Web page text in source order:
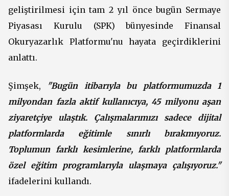
geliştirilmesi için tam 2 yıl önce bugün Sermaye
Piyasası Kurulu (SPK) bünyesinde Finansal
Okuryazarlık Platformu'nu hayata geçirdiklerini
anlattı.
Şimşek,
"Bugün itibarıyla bu platformumuzda 1
milyondan fazla aktif kullanıcıya, 45 milyonu aşan
ziyaretçiye ulaştık. Çalışmalarımızı sadece dijital
platformlarda eğitimle sınırlı bırakmıyoruz.
Toplumun farklı kesimlerine, farklı platformlarda
özel eğitim programlarıyla ulaşmaya çalışıyoruz."
ifadelerini kullandı.